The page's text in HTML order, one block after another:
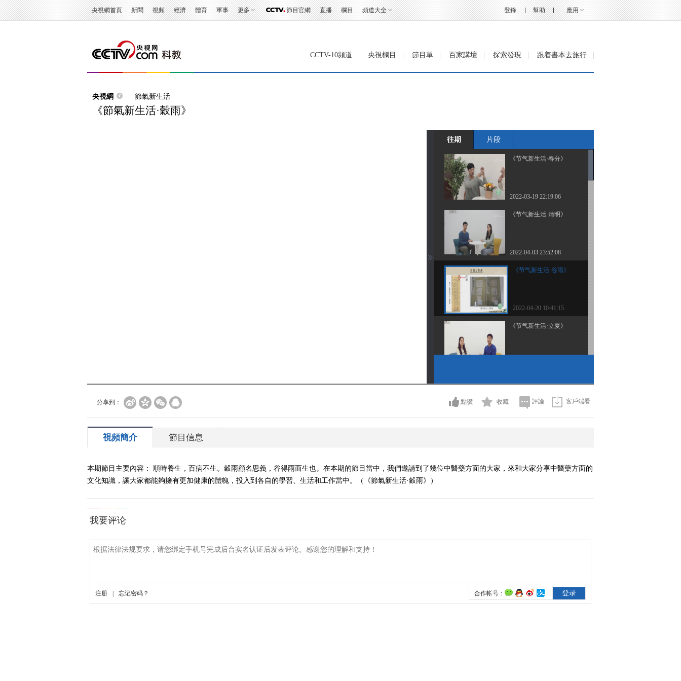
央視網首頁 新聞 視頻 經濟 體育 軍事 更多 節目官網 直播 欄目 頻道大全 幫助 應用
登錄
CCTV-10頻道 央視欄目 節目單 百家講壇 探索發現 跟着書本去旅行
央視網 節氣新生活
《節氣新生活·穀雨》
往期 片段
《节气新生活·春分》
2022-03-19 22:19:06
《节气新生活·清明》
2022-04-03 23:52:08
《节气新生活·谷雨》
2022-04-20 10:41:15
《节气新生活·立夏》
2022-05-20 23:27:37
2022-07-06 22:11:08
《节气新生活·大暑》
分享到： 點讚 收藏 評論 客戶端看
視頻簡介 節目信息
本期節目主要內容： 順時養生，百病不生。穀雨顧名思義，谷得雨而生也。在本期的節目當中，我們邀請到了幾位中醫藥方面的大家，來和大家分享中醫藥方面的
文化知識，讓大家都能夠擁有更加健康的體魄，投入到各自的學習、生活和工作當中。（《節氣新生活·穀雨》）